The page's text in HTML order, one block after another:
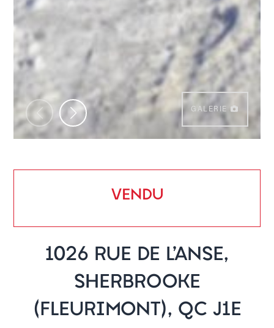
GALERIE
VENDU
1026 RUE DE L'ANSE,
SHERBROOKE
(FLEURIMONT), QC J1E